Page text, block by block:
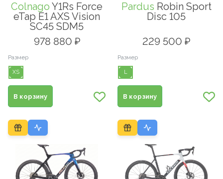
Colnago Y1Rs Force
eTap E1 AXS Vision
SC45 SDM5
978 880 ₽
Размер
XS
В корзину
Pardus Robin Sport
Disc 105
229 500 ₽
Размер
L
В корзину